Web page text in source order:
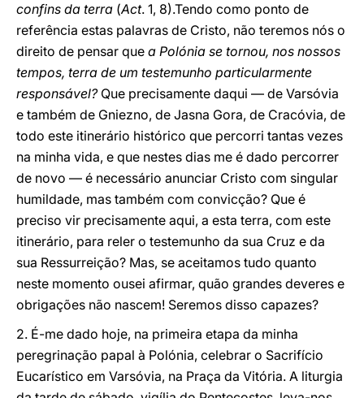
confins da terra (Act. 1, 8).Tendo como ponto de
referência estas palavras de Cristo, não teremos nós o
direito de pensar que a Polónia se tornou, nos nossos
tempos, terra de um testemunho particularmente
responsável?Que precisamente daqui — de Varsóvia
e também de Gniezno, de Jasna Gora, de Cracóvia, de
todo este itinerário histórico que percorri tantas vezes
na minha vida, e que nestes dias me é dado percorrer
de novo — é necessário anunciar Cristo com singular
humildade, mas também com convicção? Que é
preciso vir precisamente aqui, a esta terra, com este
itinerário, para reler o testemunho da sua Cruz e da
sua Ressurreição? Mas, se aceitamos tudo quanto
neste momento ousei afirmar, quão grandes deveres e
obrigações não nascem! Seremos disso capazes?
2. É-me dado hoje, na primeira etapa da minha
peregrinação papal à Polónia, celebrar o Sacrifício
Eucarístico em Varsóvia, na Praça da Vitória. A liturgia